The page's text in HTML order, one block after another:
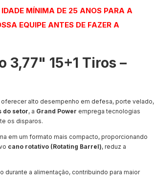
MÍNIMA DE 25 ANOS PARA A
EQUIPE ANTES DE FAZER A
3,77" 15+1 Tiros –
oferecer alto desempenho em defesa, porte velado,
do setor, a Grand Power emprega tecnologias
os disparos.
em um formato mais compacto, proporcionando
cano rotativo (Rotating Barrel), reduz a
durante a alimentação, contribuindo para maior